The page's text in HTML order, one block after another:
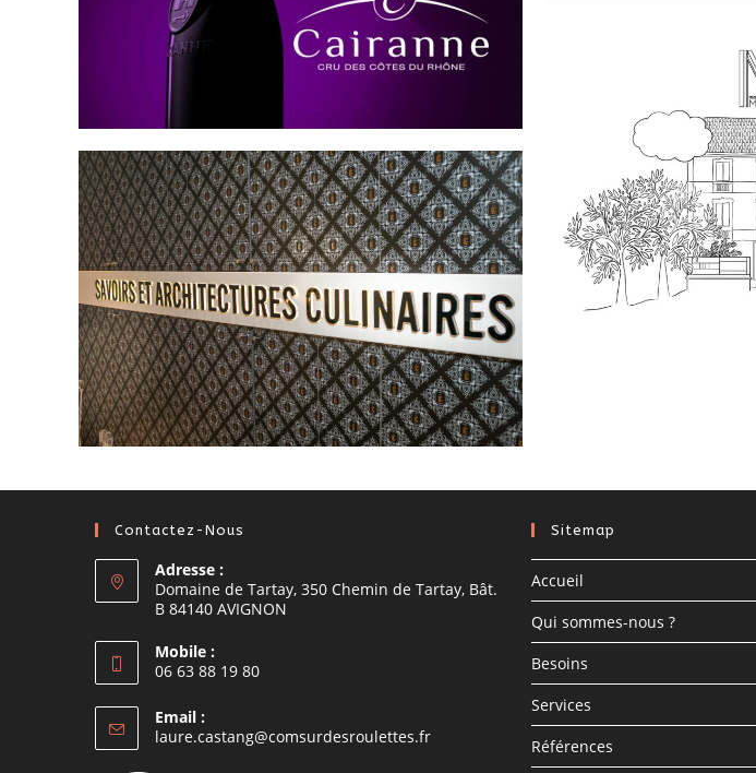
Contactez-Nous
Adresse :
Domaine de Tartay, 350 Chemin de Tartay, Bât.
B 84140 AVIGNON
Mobile :
06 63 88 19 80
Email :
laure.castang@comsurdesroulettes.fr
Sitemap
Accueil
Qui sommes-nous ?
Besoins
Services
Références